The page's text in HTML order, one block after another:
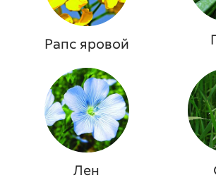
Рапс яровой
Лен